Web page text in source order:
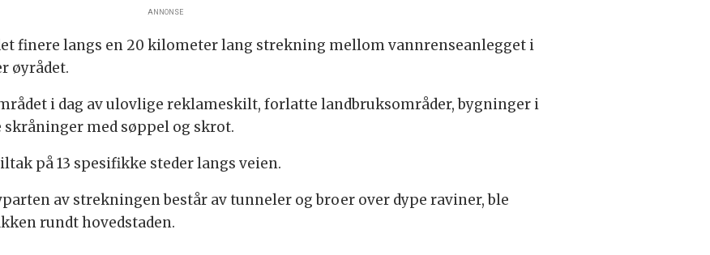
ANNONSE
finere langs en 20 kilometer lang strekning mellom vannrenseanlegget i
øyrådet.
i dag av ulovlige reklameskilt, forlatte landbruksområder, bygninger i
med søppel og skrot.
på 13 spesifikke steder langs veien.
av strekningen består av tunneler og broer over dype raviner, ble
rundt hovedstaden.